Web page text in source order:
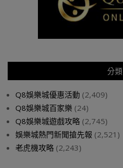
分類
Q8娛樂城優惠活動 (2,409)
Q8娛樂城百家樂 (24)
Q8娛樂城遊戲攻略 (2,745)
娛樂城熱門新聞搶先報 (2,521)
老虎機攻略 (2,243)